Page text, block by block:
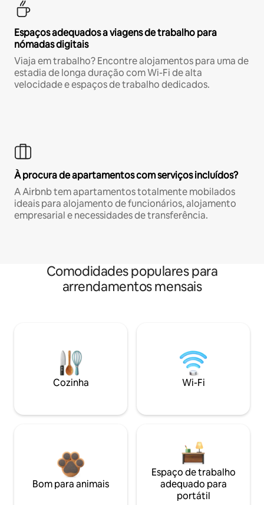
Espaços adequados a viagens de trabalho para
nómadas digitais
Viaja em trabalho? Encontre alojamentos para uma de
estadia de longa duração com Wi-Fi de alta
velocidade e espaços de trabalho dedicados.
À procura de apartamentos com serviços incluídos?
A Airbnb tem apartamentos totalmente mobilados
ideais para alojamento de funcionários, alojamento
empresarial e necessidades de transferência.
Comodidades populares para
arrendamentos mensais
Cozinha Wi-Fi
Bom para animais
Espaço de trabalho
adequado para
portátil